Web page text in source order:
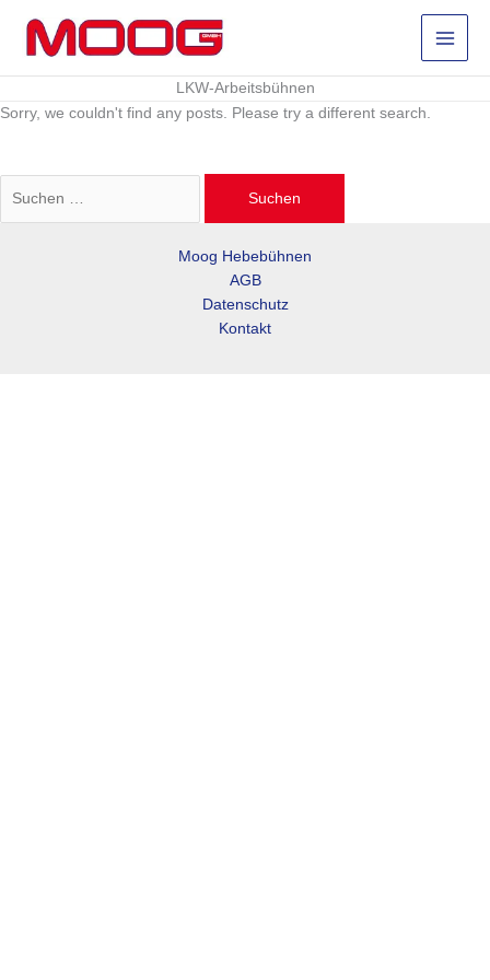
Inhalt
springen
LKW-Arbeitsbühnen
Sorry, we couldn't find any posts. Please try a different search.
Moog Hebebühnen
AGB
Datenschutz
Kontakt